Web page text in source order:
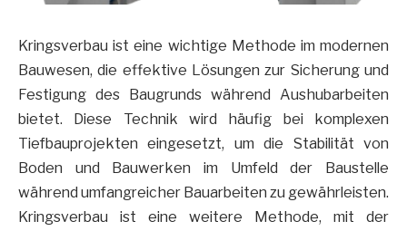
Kringsverbau ist eine wichtige Methode im modernen
Bauwesen, die effektive Lösungen zur Sicherung und
Festigung des Baugrunds während Aushubarbeiten
bietet. Diese Technik wird häufig bei komplexen
Tiefbauprojekten eingesetzt, um die Stabilität von
Boden und Bauwerken im Umfeld der Baustelle
während umfangreicher Bauarbeiten zu gewährleisten.
Kringsverbau ist eine weitere Methode, mit der